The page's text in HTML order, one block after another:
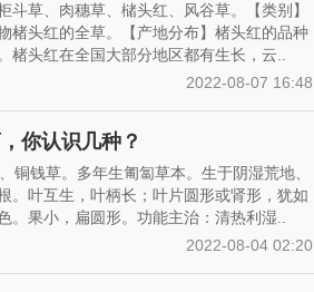
斗草、肉穗草、槠头红、风谷草。【类别】
楮头红的全草。【产地分布】楮头红的品种
楮头红在全国大部分地区都有生长，云..
2022-08-07 16:48
你认识几种？
铜钱草。多年生匍匐草本。生于阴湿荒地、
。叶互生，叶柄长；叶片圆形或肾形，犹如
。果小，扁圆形。功能主治：清热利湿..
2022-08-04 02:20